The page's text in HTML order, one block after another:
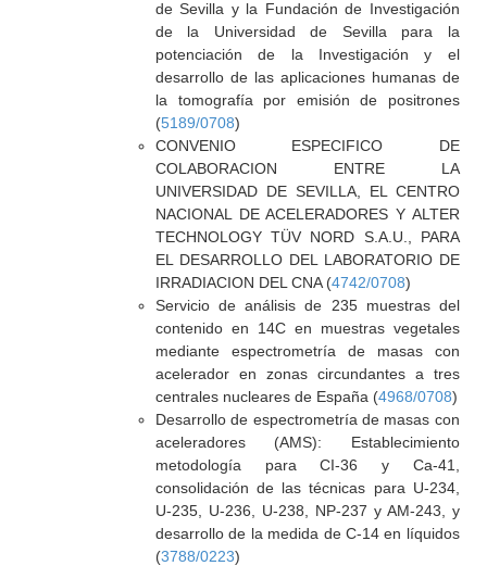
de Sevilla y la Fundación de Investigación
de la Universidad de Sevilla para la
potenciación de la Investigación y el
desarrollo de las aplicaciones humanas de
la tomografía por emisión de positrones
(5189/0708)
CONVENIO ESPECIFICO DE
COLABORACION ENTRE LA
UNIVERSIDAD DE SEVILLA, EL CENTRO
NACIONAL DE ACELERADORES Y ALTER
TECHNOLOGY TÜV NORD S.A.U., PARA
EL DESARROLLO DEL LABORATORIO DE
IRRADIACION DEL CNA (4742/0708)
Servicio de análisis de 235 muestras del
contenido en 14C en muestras vegetales
mediante espectrometría de masas con
acelerador en zonas circundantes a tres
centrales nucleares de España (4968/0708)
Desarrollo de espectrometría de masas con
aceleradores (AMS): Establecimiento
metodología para CI-36 y Ca-41,
consolidación de las técnicas para U-234,
U-235, U-236, U-238, NP-237 y AM-243, y
desarrollo de la medida de C-14 en líquidos
(3788/0223)